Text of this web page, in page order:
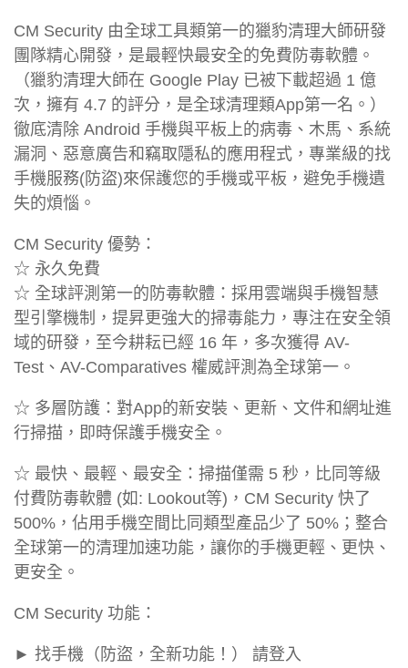
CM Security 由全球工具類第一的獵豹清理大師研發
團隊精心開發，是最輕快最安全的免費防毒軟體。
（獵豹清理大師在 Google Play 已被下載超過 1 億
次，擁有 4.7 的評分，是全球清理類App第一名。）
徹底清除 Android 手機與平板上的病毒、木馬、系統
漏洞、惡意廣告和竊取隱私的應用程式，專業級的找
手機服務(防盜)來保護您的手機或平板，避免手機遺
失的煩惱。
CM Security 優勢：
☆ 永久免費
☆ 全球評測第一的防毒軟體：採用雲端與手機智慧
型引擎機制，提昇更強大的掃毒能力，專注在安全領
域的研發，至今耕耘已經 16 年，多次獲得 AV-
Test、AV-Comparatives 權威評測為全球第一。
☆ 多層防護：對App的新安裝、更新、文件和網址進
行掃描，即時保護手機安全。
☆ 最快、最輕、最安全：掃描僅需 5 秒，比同等級
付費防毒軟體 (如: Lookout等)，CM Security 快了
500%，佔用手機空間比同類型產品少了 50%；整合
全球第一的清理加速功能，讓你的手機更輕、更快、
更安全。
CM Security 功能：
► 找手機（防盜，全新功能！） 請登入